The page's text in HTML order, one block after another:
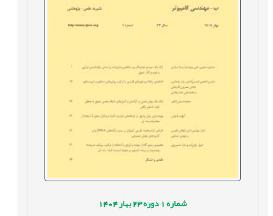
شماره1 دوره23 بهار1404